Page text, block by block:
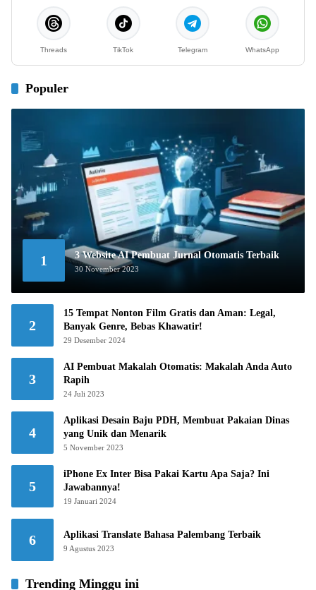
Threads TikTok Telegram WhatsApp
Populer
1 3 Website AI Pembuat Jurnal Otomatis Terbaik
30 November 2023
2
15 Tempat Nonton Film Gratis dan Aman: Legal,
Banyak Genre, Bebas Khawatir!
29 Desember 2024
3
AI Pembuat Makalah Otomatis: Makalah Anda Auto
Rapih
24 Juli 2023
4
Aplikasi Desain Baju PDH, Membuat Pakaian Dinas
yang Unik dan Menarik
5 November 2023
5
iPhone Ex Inter Bisa Pakai Kartu Apa Saja? Ini
Jawabannya!
19 Januari 2024
6 Aplikasi Translate Bahasa Palembang Terbaik
9 Agustus 2023
Trending Minggu ini